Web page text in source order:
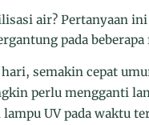
air? Pertanyaan
pada
semakin cepat
perlu mengganti
UV pada waktu